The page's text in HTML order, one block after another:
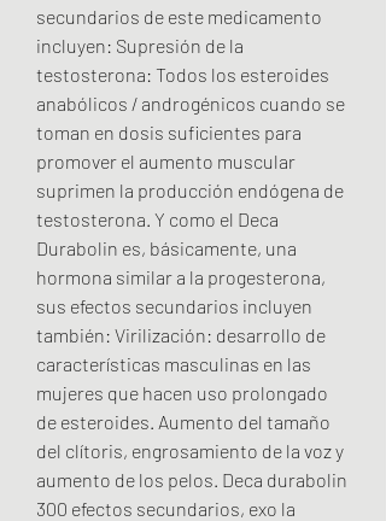
secundarios de este medicamento
incluyen: Supresión de la
testosterona: Todos los esteroides
anabólicos / androgénicos cuando se
toman en dosis suficientes para
promover el aumento muscular
suprimen la producción endógena de
testosterona. Y como el Deca
Durabolin es, básicamente, una
hormona similar a la progesterona,
sus efectos secundarios incluyen
también: Virilización: desarrollo de
características masculinas en las
mujeres que hacen uso prolongado
de esteroides. Aumento del tamaño
del clítoris, engrosamiento de la voz y
aumento de los pelos. Deca durabolin
300 efectos secundarios, exo la